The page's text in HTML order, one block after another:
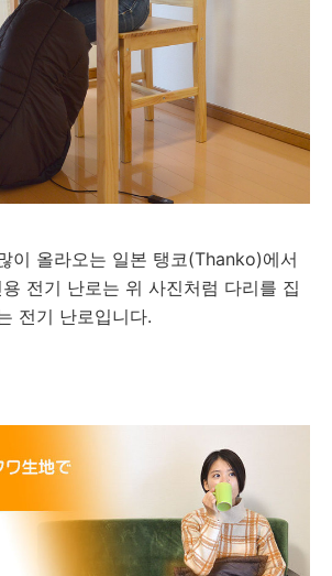
이 올라오는 일본 탱코(Thanko)에서
전기 난로는 위 사진처럼 다리를 집
전기 난로입니다.